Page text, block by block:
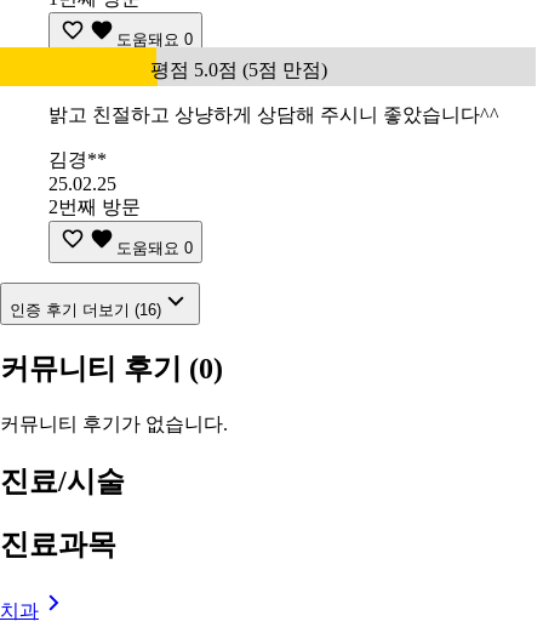
도움돼요 0
평점 5.0점 (5점 만점)
밝고 친절하고 상냥하게 상담해 주시니 좋았습니다^^
김경**
25.02.25
2번째 방문
도움돼요 0
인증 후기 더보기 (16)
커뮤니티 후기 (0)
커뮤니티 후기가 없습니다.
진료/시술
진료과목
치과